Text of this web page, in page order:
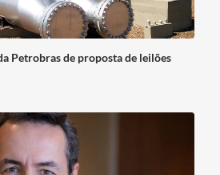
Petrobras de proposta de leilões